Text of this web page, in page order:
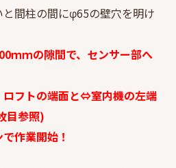
間柱の間にφ65の壁穴を明け
ｍｍの隙間で、センサー部へ
フトの端面と⇔室内機の左端
目参照)
作業開始！